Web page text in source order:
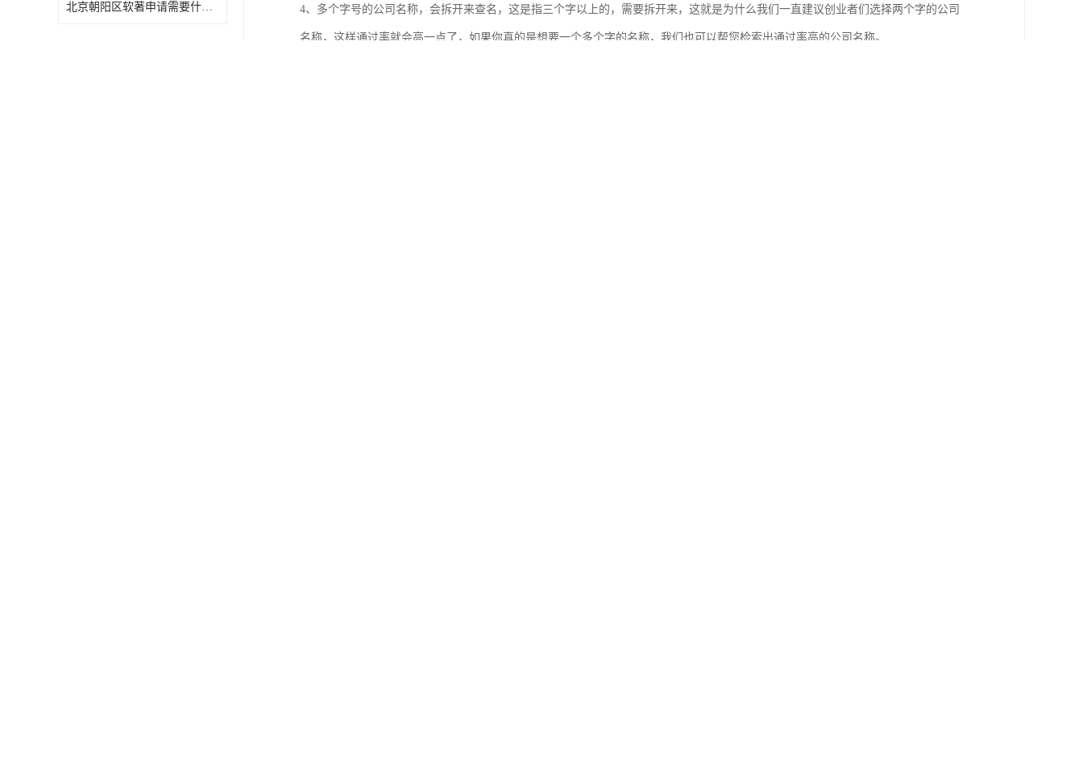
北京朝阳区软著申请需要什么条件 欢迎电话咨询 4、多个字号的公司名称，会拆开来查名，这是指三个字以上的，需要拆开来，这就是为什么我们一直建议创业者们选择两个字的公司
名称，这样通过率就会高一点了，如果你真的是想要一个多个字的名称，我们也可以帮您检索出通过率高的公司名称。